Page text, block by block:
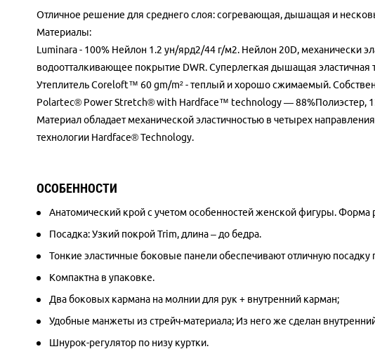
Отличное решение для среднего слоя: согревающая, дышащая и
Материалы:
Luminara - 100% Нейлон 1.2 ун/ярд2/44 г/м2. Нейлон 20D,
водоотталкивающее покрытие DWR. Суперлегкая дышащая эластичная
Утеплитель Coreloft™ 60 gm/m² - теплый и хорошо сжимаемый.
Polartec® Power Stretch® with Hardface™ technology — 88%Полиэстер,
Материал обладает механической эластичностью в четырех
технологии Hardface® Technology.
ОСОБЕННОСТИ
Анатомический крой с учетом особенностей женской фигуры. Форма
Посадка: Узкий покрой Trim, длина – до бедра.
Тонкие эластичные боковые панели обеспечивают отличную посадку
Компактна в упаковке.
Два боковых кармана на молнии для рук + внутренний карман;
Удобные манжеты из стрейч-материала; Из него же сделан
Шнурок-регулятор по низу куртки.